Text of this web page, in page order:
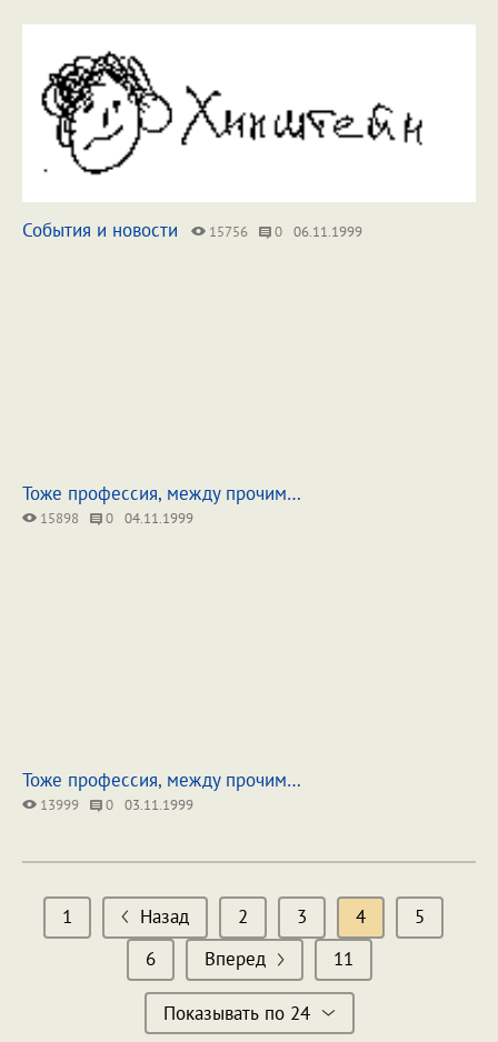
События и новости 15756 0 06.11.1999
Тоже профессия, между прочим…
15898 0 04.11.1999
Тоже профессия, между прочим…
13999 0 03.11.1999
1 Назад 2 3 4
5
6
Вперед 11
Показывать по 24